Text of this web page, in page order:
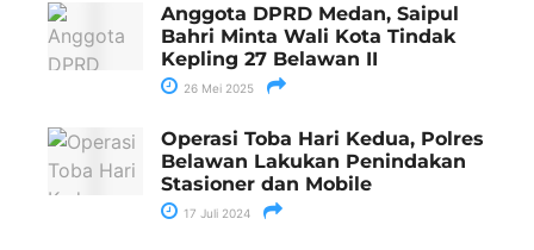
Anggota DPRD Medan, Saipul
Bahri Minta Wali Kota Tindak
Kepling 27 Belawan II
26 Mei 2025
Operasi Toba Hari Kedua, Polres
Belawan Lakukan Penindakan
Stasioner dan Mobile
17 Juli 2024